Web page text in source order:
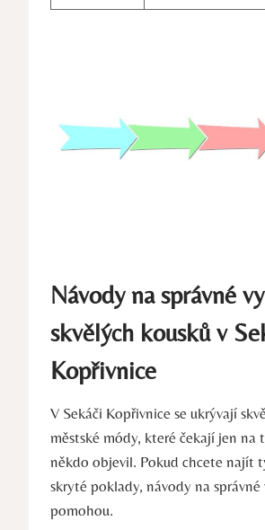
Návody na správné
skvělých kousků v
Kopřivnice
V Sekáči Kopřivnice se ukrývají
městské módy, které čekají jen na
někdo objevil. Pokud chcete najít
skryté poklady, návody na
pomohou.